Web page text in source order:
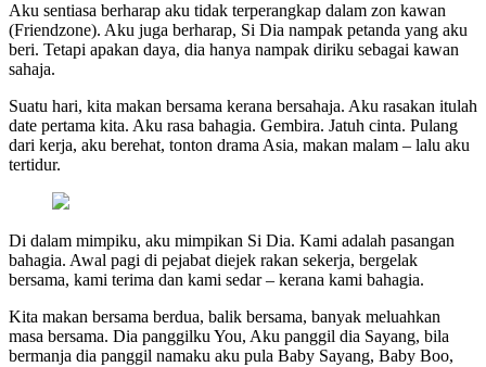
Aku sentiasa berharap aku tidak terperangkap dalam zon kawan
(Friendzone). Aku juga berharap, Si Dia nampak petanda yang aku
beri. Tetapi apakan daya, dia hanya nampak diriku sebagai kawan
sahaja.
Suatu hari, kita makan bersama kerana bersahaja. Aku rasakan itulah
date pertama kita. Aku rasa bahagia. Gembira. Jatuh cinta. Pulang
dari kerja, aku berehat, tonton drama Asia, makan malam – lalu aku
tertidur.
Di dalam mimpiku, aku mimpikan Si Dia. Kami adalah pasangan
bahagia. Awal pagi di pejabat diejek rakan sekerja, bergelak
bersama, kami terima dan kami sedar – kerana kami bahagia.
Kita makan bersama berdua, balik bersama, banyak meluahkan
masa bersama. Dia panggilku You, Aku panggil dia Sayang, bila
bermanja dia panggil namaku aku pula Baby Sayang, Baby Boo,